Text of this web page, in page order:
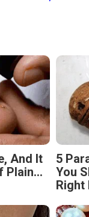
And It
Plain...
5
You
Right